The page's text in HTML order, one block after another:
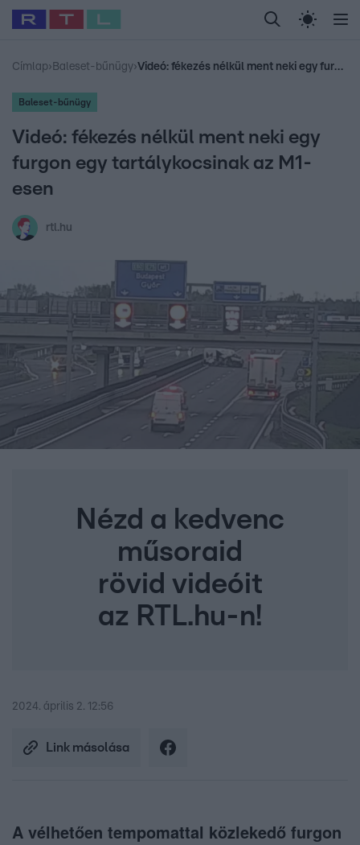
Legfrissebb RTL Híradó Randi Celeb vagyok,
Babits Marcella Most Wanted Gallusz
Címlap› Baleset-bűnügy› Videó: fékezés nélkül ment neki egy furgon egy tartálykocsinak az M1-esen
Baleset-bűnügy
Videó: fékezés nélkül ment neki egy
furgon egy tartálykocsinak az M1-
esen
rtl.hu
Nézd a kedvenc
műsoraid
rövid videóit
az RTL.hu-n!
2024. április 2. 12:56
Link másolása
A vélhetően tempomattal közlekedő furgon